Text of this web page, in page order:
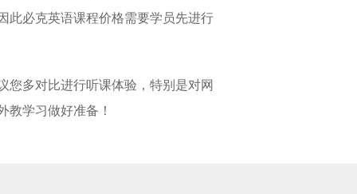
此必克英语课程价格需要学员先进行
您多对比进行听课体验，特别是对网
教学习做好准备！